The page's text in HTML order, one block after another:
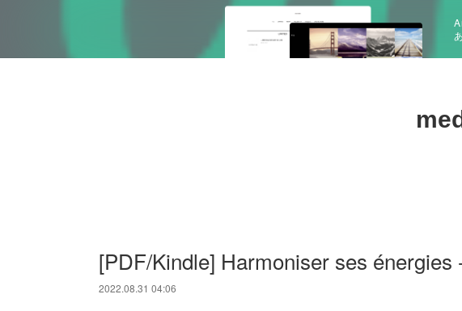
[PDF/Kindle] Harmoniser ses énergies
2022.08.31 04:06